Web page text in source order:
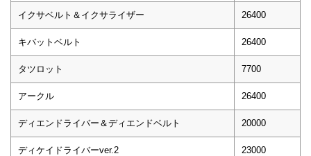
イクサベルト＆イクサライザー 26400
キバットベルト 26400
タツロット 7700
アークル 26400
ディエンドライバー＆ディエンドベルト 20000
ディケイドライバーver.2 23000